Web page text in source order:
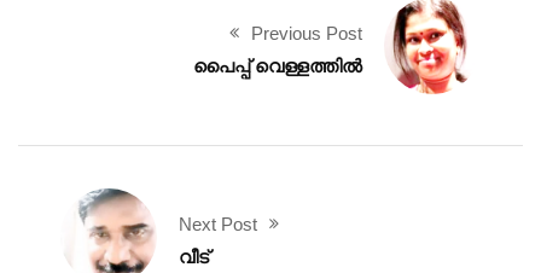
Previous Post
പൈപ്പ്‌ വെള്ളത്തിൽ
Next Post
വീട്